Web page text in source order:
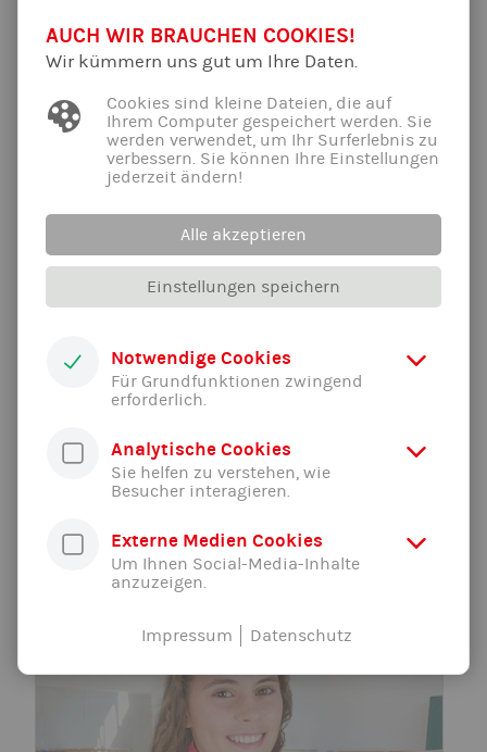
Franziska Buckl
E-Mail schreiben
Aktive Turnerin
AUCH WIR BRAUCHEN COOKIES!
Wir kümmern uns gut um Ihre Daten.
Cookies sind kleine Dateien, die auf
Ihrem Computer gespeichert werden. Sie
werden verwendet, um Ihr Surferlebnis zu
verbessern. Sie können Ihre Einstellungen
jederzeit ändern!
Alle akzeptieren
Einstellungen speichern
Notwendige Cookies
Für Grundfunktionen zwingend
erforderlich.
Analytische Cookies
Sie helfen zu verstehen, wie
Besucher interagieren.
Externe Medien Cookies
Um Ihnen Social-Media-Inhalte
anzuzeigen.
Impressum Datenschutz